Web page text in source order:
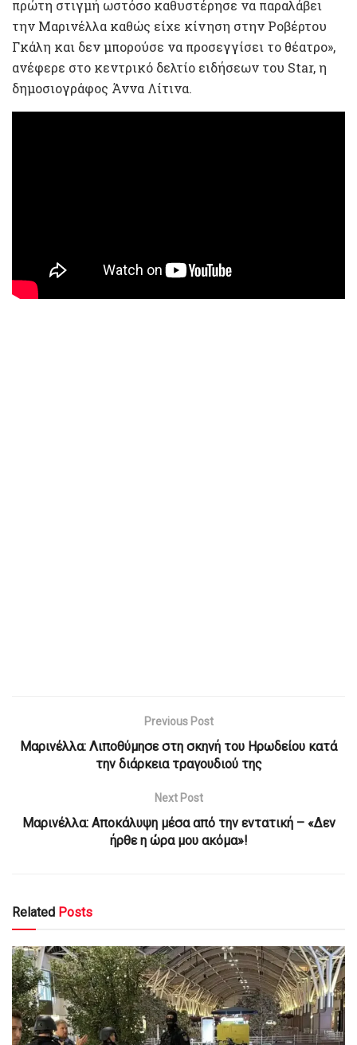
πρώτη στιγμή ωστόσο καθυστέρησε να παραλάβει
την Μαρινέλλα καθώς είχε κίνηση στην Ροβέρτου
Γκάλη και δεν μπορούσε να προσεγγίσει το θέατρο»,
ανέφερε στο κεντρικό δελτίο ειδήσεων του Star, η
δημοσιογράφος Άννα Λίτινα.
Previous Post
Μαρινέλλα: Λιποθύμησε στη σκηνή του Ηρωδείου κατά
την διάρκεια τραγουδιού της
Next Post
Μαρινέλλα: Αποκάλυψη μέσα από την εντατική – «Δεν
ήρθε η ώρα μου ακόμα»!
Related Posts